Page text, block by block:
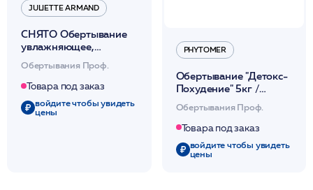
JULIETTE ARMAND
СНЯТО Обертывание
увлажняющее,
успокаивающее
восстанавливающее
водный баланс 50гр
Обертывания Проф.
Товара под заказ
войдите чтобы увидеть
цены
PHYTOMER
Обертывание "Детокс-
Похудение" 5кг /
PHYTOMER*
Обертывания Проф.
Товара под заказ
войдите чтобы увидеть
цены